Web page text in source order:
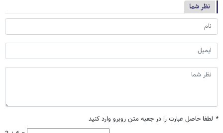
نظر شما
* لطفا حاصل عبارت را در جعبه متن روبرو وارد کنید